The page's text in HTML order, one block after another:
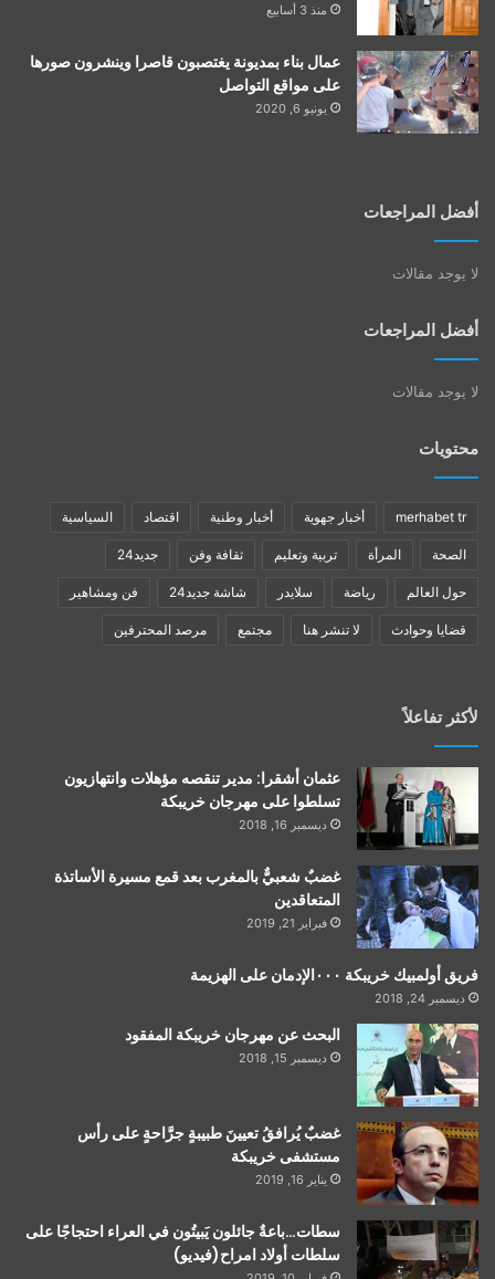
منذ 3 أسابيع
عمال بناء بمديونة يغتصبون قاصرا وينشرون صورها
على مواقع التواصل
يونيو 6, 2020
أفضل المراجعات
لا يوجد مقالات
أفضل المراجعات
لا يوجد مقالات
محتويات
merhabet tr أخبار جهوية أخبار وطنية اقتصاد السياسية
الصحة المرأة تربية وتعليم ثقافة وفن جديد24
حول العالم رياضة سلايدر شاشة جديد24 فن ومشاهير
قضايا وحوادث لا تنشر هنا مجتمع مرصد المحترفين
لأكثر تفاعلاً
عثمان أشقرا: مدير تنقصه مؤهلات وانتهازيون
تسلطوا على مهرجان خريبكة
ديسمبر 16, 2018
غضبٌ شعبيٌّ بالمغرب بعد قمع مسيرة الأساتذة
المتعاقدين
فبراير 21, 2019
فريق أولمبيك خريبكة ٠٠٠الإدمان على الهزيمة
ديسمبر 24, 2018
البحث عن مهرجان خريبكة المفقود
ديسمبر 15, 2018
غضبٌ يُرافقُ تعيينَ طبيبةٍ جرَّاحةٍ على رأس
مستشفى خريبكة
يناير 16, 2019
سطات…باعةٌ جائلون يَبيتُون في العراء احتجاجًا على
سلطات أولاد امراح(فيديو)